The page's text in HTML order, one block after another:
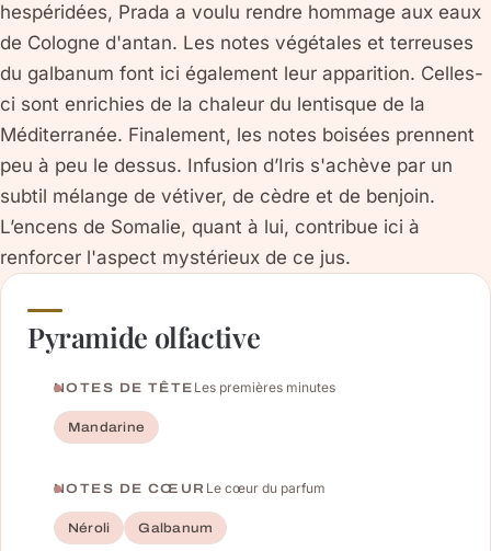
hespéridées, Prada a voulu rendre hommage aux eaux
de Cologne d'antan. Les notes végétales et terreuses
du galbanum font ici également leur apparition. Celles-
ci sont enrichies de la chaleur du lentisque de la
Méditerranée. Finalement, les notes boisées prennent
peu à peu le dessus. Infusion d’Iris s'achève par un
subtil mélange de vétiver, de cèdre et de benjoin.
L’encens de Somalie, quant à lui, contribue ici à
renforcer l'aspect mystérieux de ce jus.
Pyramide olfactive
NOTES DE TÊTE Les premières minutes
Mandarine
NOTES DE CŒUR Le cœur du parfum
Néroli Galbanum